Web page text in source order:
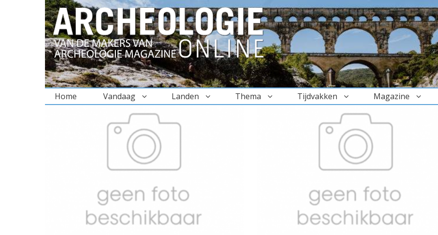
Home Vandaag Landen Thema Tijdvakken Magazine